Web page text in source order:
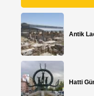
Antik
Hatti